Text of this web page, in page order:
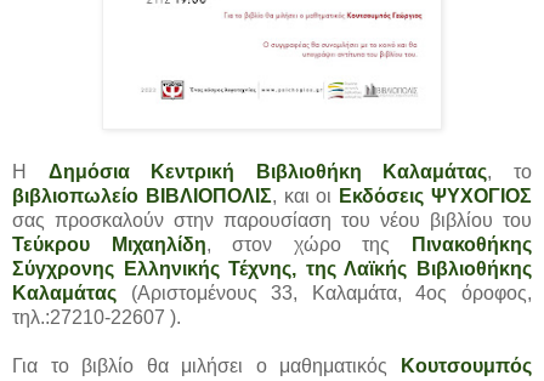
Η Δημόσια Κεντρική Βιβλιοθήκη Καλαμάτας, το
βιβλιοπωλείο ΒΙΒΛΙΟΠΟΛΙΣ, και οι Εκδόσεις ΨΥΧΟΓΙΟΣ
σας προσκαλούν στην παρουσίαση του νέου βιβλίου του
Τεύκρου Μιχαηλίδη, στον χώρο της
Πινακοθήκης
Σύγχρονης Ελληνικής Τέχνης, της Λαϊκής Βιβλιοθήκης
Καλαμάτας (Αριστομένους 33, Καλαμάτα, 4ος όροφος,
τηλ.:27210-22607 ).
Για το βιβλίο θα μιλήσει ο μαθηματικός
Κουτσουμπός